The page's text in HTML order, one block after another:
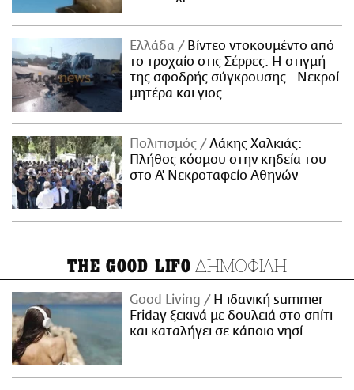
Ελλάδα
Βίντεο ντοκουμέντο από
το τροχαίο στις Σέρρες: Η στιγμή
της σφοδρής σύγκρουσης - Νεκροί
μητέρα και γιος
Πολιτισμός
Λάκης Χαλκιάς:
Πλήθος κόσμου στην κηδεία του
στο Α' Νεκροταφείο Αθηνών
THE GOOD LIFO ΔΗΜΟΦΙΛΗ
Good Living
Η ιδανική summer
Friday ξεκινά με δουλειά στο σπίτι
και καταλήγει σε κάποιο νησί